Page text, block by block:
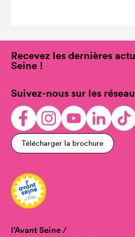
Recevez les dernières
Seine !
Suivez-nous sur les
Télécharger la brochure
l’Avant Seine /